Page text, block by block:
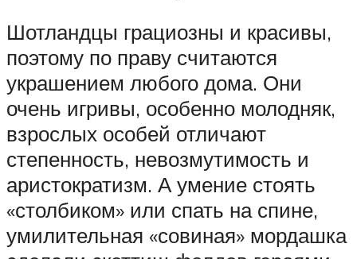
Шотландцы грациозны и красивы,
поэтому по праву считаются
украшением любого дома. Они
очень игривы, особенно молодняк,
взрослых особей отличают
степенность, невозмутимость и
аристократизм. А умение стоять
«столбиком» или спать на спине,
умилительная «совиная» мордашка